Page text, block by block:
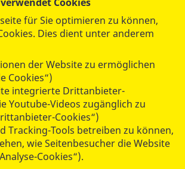
Samariter!
für Sie optimieren zu können,
Dies dient unter anderem
der Website zu ermöglichen
Cookies“)
integrierte Drittanbieter-
Youtube-Videos zugänglich zu
Cookies“)
Tracking-Tools betreiben zu können,
wie Seitenbesucher die Website
Cookies“).